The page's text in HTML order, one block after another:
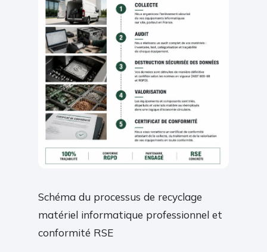
Schéma du processus de recyclage
matériel informatique professionnel et
conformité RSE